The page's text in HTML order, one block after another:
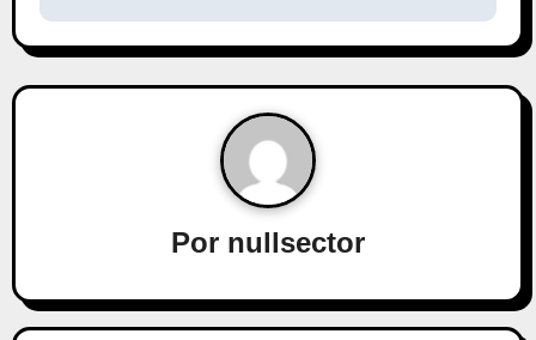
e
g
n
Por nullsector